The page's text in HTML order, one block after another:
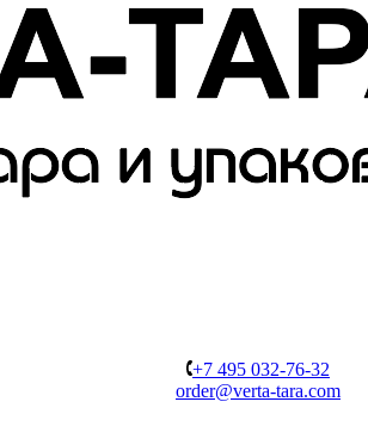
+7 495 032-76-32
order@verta-tara.com